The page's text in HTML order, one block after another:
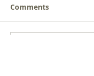
Comments